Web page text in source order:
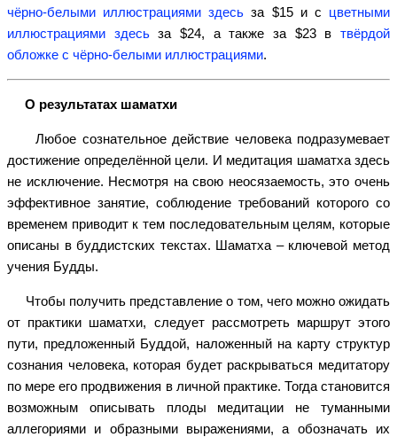
чёрно-белыми иллюстрациями здесь за $15 и с цветными
иллюстрациями здесьза $24, а также за $23 втвёрдой
обложке с чёрно-белыми иллюстрациями.
О результатах шаматхи
Любое сознательное действие человека подразумевает
достижение определённой цели. И медитация шаматха здесь
не исключение. Несмотря на свою неосязаемость, это очень
эффективное занятие, соблюдение требований которого со
временем приводит к тем последовательным целям, которые
описаны в буддистских текстах. Шаматха – ключевой метод
учения Будды.
Чтобы получить представление о том, чего можно ожидать
от практики шаматхи, следует рассмотреть маршрут этого
пути, предложенный Буддой, наложенный на карту структур
сознания человека, которая будет раскрываться медитатору
по мере его продвижения в личной практике. Тогда становится
возможным описывать плоды медитации не туманными
аллегориями и образными выражениями, а обозначать их